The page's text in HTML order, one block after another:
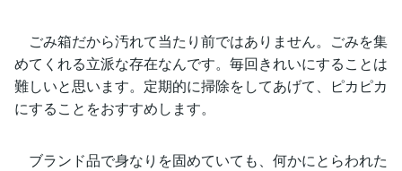
ごみ箱だから汚れて当たり前ではありません。ごみを集
めてくれる立派な存在なんです。毎回きれいにすることは
難しいと思います。定期的に掃除をしてあげて、ピカピカ
にすることをおすすめします。
ブランド品で身なりを固めていても、何かにとらわれた